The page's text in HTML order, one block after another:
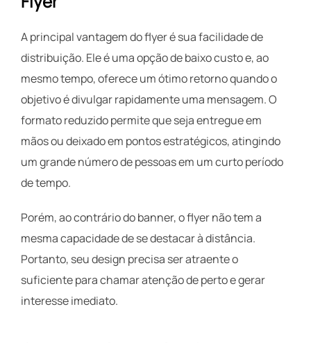
A principal vantagem do flyer é sua facilidade de
distribuição. Ele é uma opção de baixo custo e, ao
mesmo tempo, oferece um ótimo retorno quando o
objetivo é divulgar rapidamente uma mensagem. O
formato reduzido permite que seja entregue em
mãos ou deixado em pontos estratégicos, atingindo
um grande número de pessoas em um curto período
de tempo.
Porém, ao contrário do banner, o flyer não tem a
mesma capacidade de se destacar à distância.
Portanto, seu design precisa ser atraente o
suficiente para chamar atenção de perto e gerar
interesse imediato.